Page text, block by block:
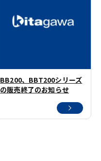
BB200、BBT200シリーズ
の販売終了のお知らせ